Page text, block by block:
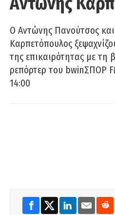
Ο Αντώνης Πανούτσος
Καρπετόπουλος
της επικαιρότητας με
ρεπόρτερ του bwinΣΠΟΡ
14:00